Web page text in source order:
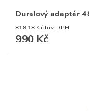
Duralový adaptér
818,18 Kč bez DPH
990 Kč